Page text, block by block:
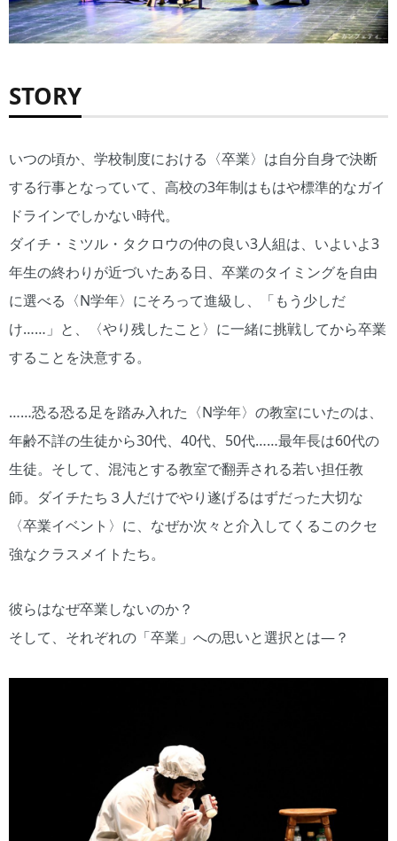
STORY
いつの頃か、学校制度における〈卒業〉は自分自身で決断
する行事となっていて、高校の3年制はもはや標準的なガイ
ドラインでしかない時代。
ダイチ・ミツル・タクロウの仲の良い3人組は、いよいよ3
年生の終わりが近づいたある日、卒業のタイミングを自由
に選べる〈N学年〉にそろって進級し、「もう少しだ
け……」と、〈やり残したこと〉に一緒に挑戦してから卒業
することを決意する。
……恐る恐る足を踏み入れた〈N学年〉の教室にいたのは、
年齢不詳の生徒から30代、40代、50代……最年長は60代の
生徒。そして、混沌とする教室で翻弄される若い担任教
師。ダイチたち３人だけでやり遂げるはずだった大切な
〈卒業イベント〉に、なぜか次々と介入してくるこのクセ
強なクラスメイトたち。
彼らはなぜ卒業しないのか？
そして、それぞれの「卒業」への思いと選択とは―？